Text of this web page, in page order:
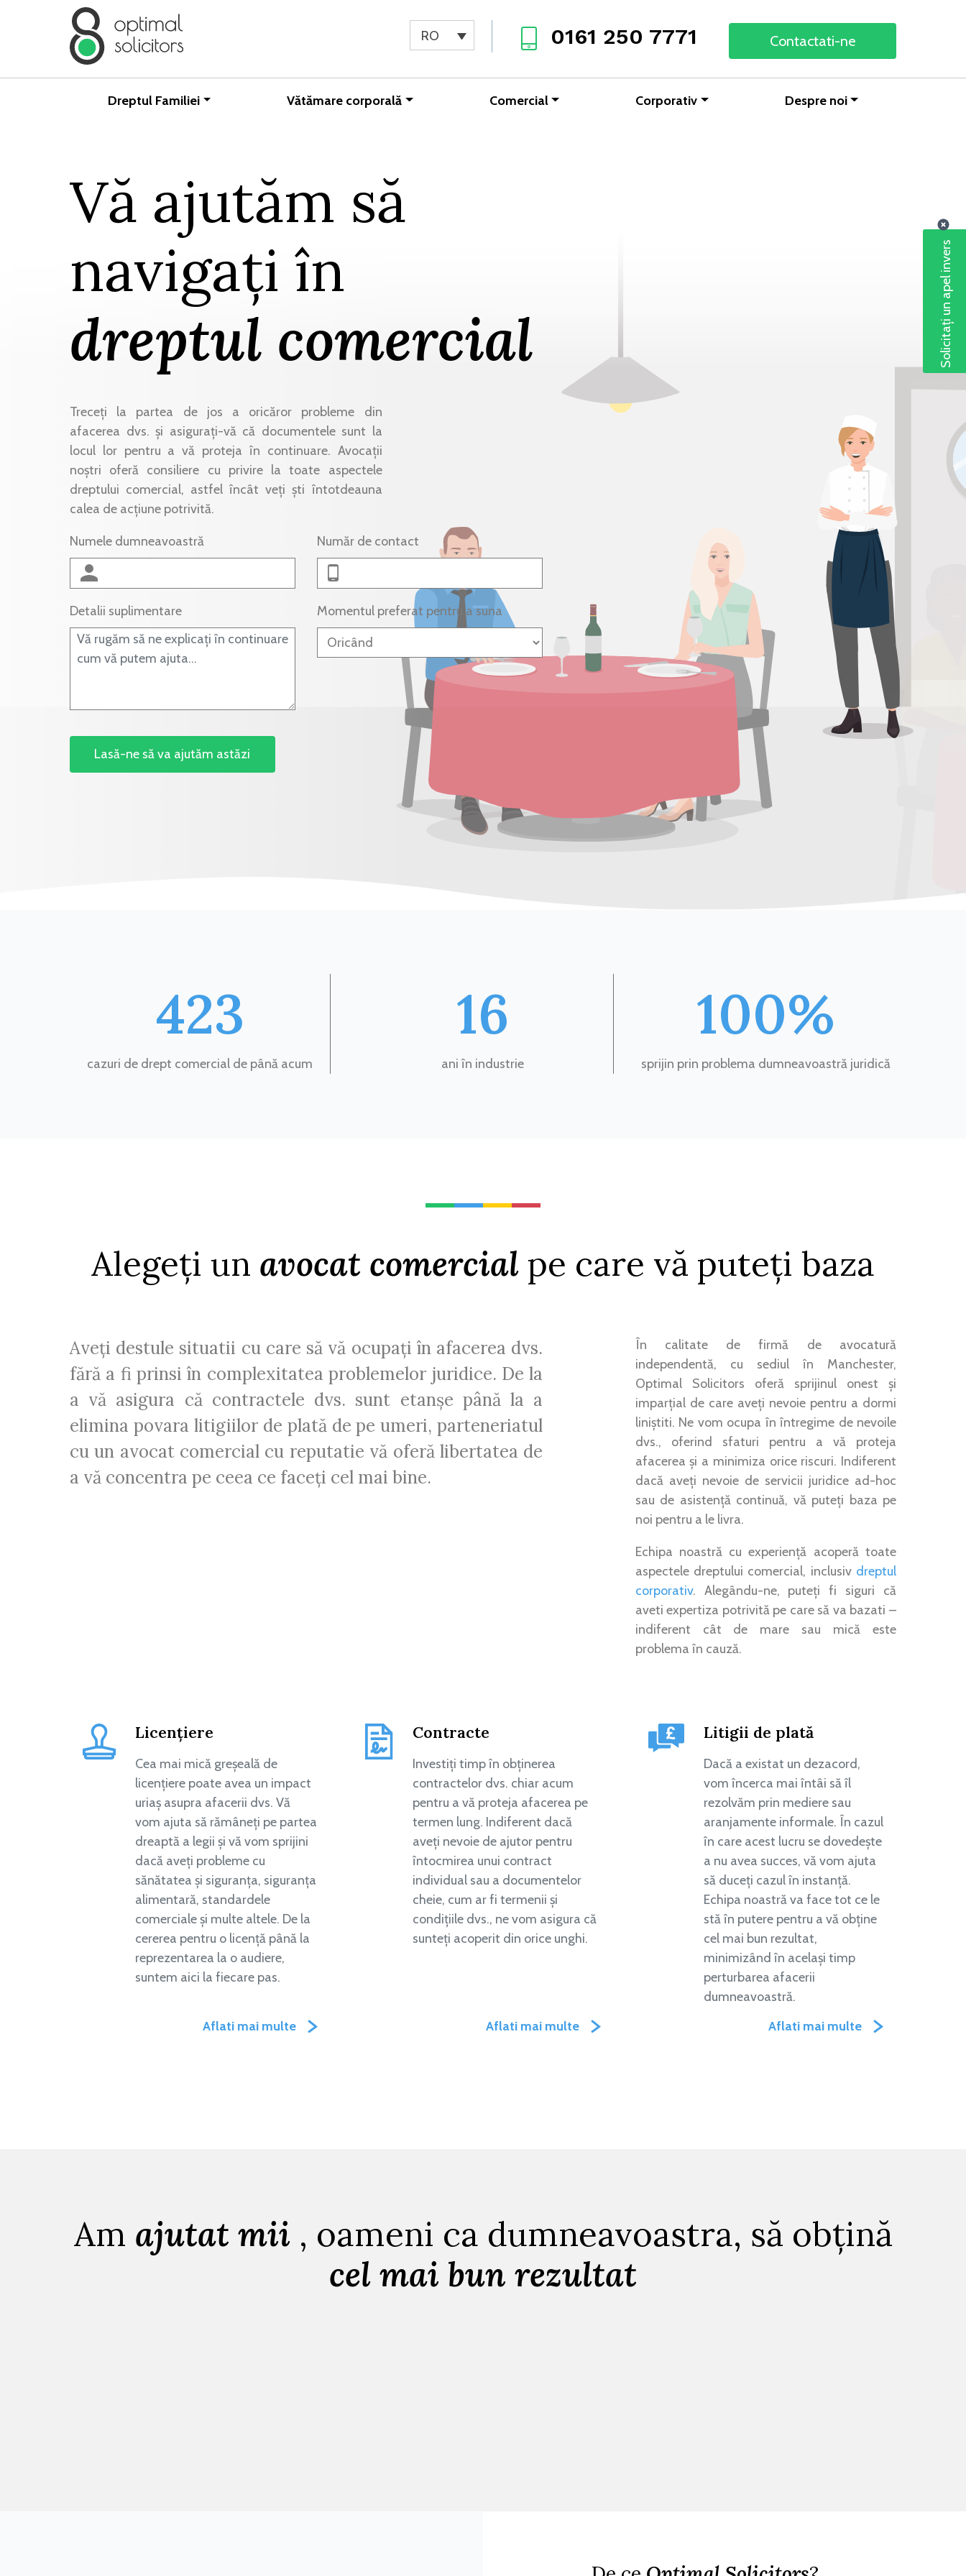
0161 250 7771 Contactati-ne
RO
Dreptul Familiei Vătămare corporală Comercial Corporativ Despre noi
Vă ajutăm să
navigați în
dreptul comercial
Treceți la partea de jos a oricăror probleme din
afacerea dvs. și asigurați-vă că documentele sunt la
locul lor pentru a vă proteja în continuare. Avocații
noștri oferă consiliere cu privire la toate aspectele
dreptului comercial, astfel încât veți ști întotdeauna
calea de acțiune potrivită.
Numele dumneavoastră Număr de contact
Detalii suplimentare Momentul preferat pentru a suna
423
cazuri de drept comercial de până acum
16
ani în industrie
100%
sprijin prin problema dumneavoastră juridică
Alegeți un avocat comercial pe care vă puteți baza
Aveți destule situatii cu care să vă ocupați în afacerea dvs.
fără a fi prinsi în complexitatea problemelor juridice. De la
a vă asigura că contractele dvs. sunt etanșe până la a
elimina povara litigiilor de plată de pe umeri, parteneriatul
cu un avocat comercial cu reputatie vă oferă libertatea de
a vă concentra pe ceea ce faceți cel mai bine.
În calitate de firmă de avocatură
independentă, cu sediul în Manchester,
Optimal Solicitors oferă sprijinul onest și
imparțial de care aveți nevoie pentru a dormi
liniștiti. Ne vom ocupa în întregime de nevoile
dvs., oferind sfaturi pentru a vă proteja
afacerea și a minimiza orice riscuri. Indiferent
dacă aveți nevoie de servicii juridice ad-hoc
sau de asistență continuă, vă puteți baza pe
noi pentru a le livra.
Echipa noastră cu experiență acoperă toate
aspectele dreptului comercial, inclusiv dreptul
corporativ. Alegându-ne, puteți fi siguri că
aveti expertiza potrivită pe care să va bazati –
indiferent cât de mare sau mică este
problema în cauză.
Licențiere
Cea mai mică greșeală de
licențiere poate avea un impact
uriaș asupra afacerii dvs. Vă
vom ajuta să rămâneți pe partea
dreaptă a legii și vă vom sprijini
dacă aveți probleme cu
sănătatea și siguranța, siguranța
alimentară, standardele
comerciale și multe altele. De la
cererea pentru o licență până la
reprezentarea la o audiere,
suntem aici la fiecare pas.
Aflati mai multe
Contracte
Investiți timp în obținerea
contractelor dvs. chiar acum
pentru a vă proteja afacerea pe
termen lung. Indiferent dacă
aveți nevoie de ajutor pentru
întocmirea unui contract
individual sau a documentelor
cheie, cum ar fi termenii și
condițiile dvs., ne vom asigura că
sunteți acoperit din orice unghi.
Aflati mai multe
Litigii de plată
Dacă a existat un dezacord,
vom încerca mai întâi să îl
rezolvăm prin mediere sau
aranjamente informale. În cazul
în care acest lucru se dovedește
a nu avea succes, vă vom ajuta
să duceți cazul în instanță.
Echipa noastră va face tot ce le
stă în putere pentru a vă obține
cel mai bun rezultat,
minimizând în același timp
perturbarea afacerii
dumneavoastră.
Aflati mai multe
Am ajutat mii , oameni ca dumneavoastra, să obțină
cel mai bun rezultat
Solicitați un apel invers